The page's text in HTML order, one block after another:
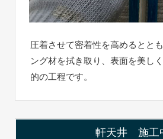
圧着させて密着性を高めるとと
ング材を拭き取り、表面を美し
的の工程です。
軒天井 施工